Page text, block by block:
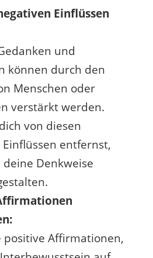
Einflüssen
und
können durch den
Menschen oder
verstärkt werden.
von diesen
entfernst,
Denkweise
positive Affirmationen,